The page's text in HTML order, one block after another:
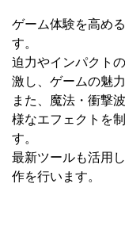
ゲーム体験を高め
す。
迫力やインパクト
激し、ゲームの魅
また、魔法・衝撃
様なエフェクトを
す。
最新ツールも活用
作を行います。